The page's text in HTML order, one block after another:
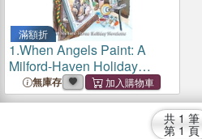
滿額折
1.When Angels Paint: A
Milford-Haven Holiday
Novelette
無庫存
共 1 筆
第 1 頁